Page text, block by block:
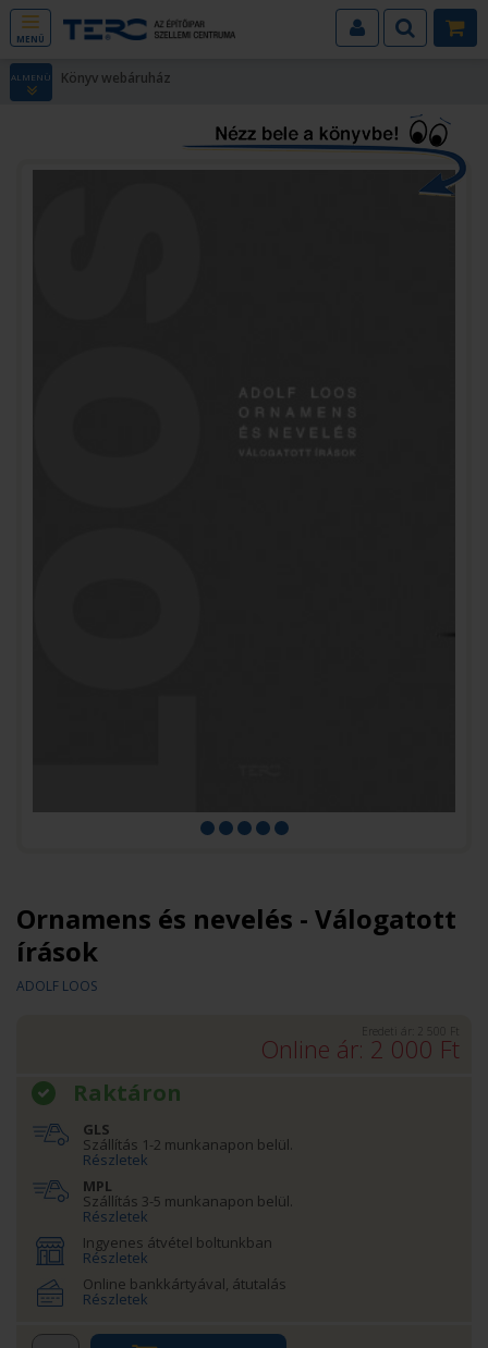
MENÜ
ALMENÜ Könyv webáruház
Ornamens és nevelés - Válogatott
írások
ADOLF LOOS
Eredeti ár: 2 500 Ft
Online ár: 2 000 Ft
Raktáron
GLS
Szállítás 1-2 munkanapon belül.
Részletek
MPL
Szállítás 3-5 munkanapon belül.
Részletek
Ingyenes átvétel boltunkban
Részletek
Online bankkártyával, átutalás
Részletek